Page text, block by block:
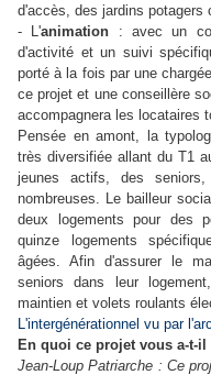
d'accès, des jardins potagers
- L'animation : avec un
d'activité et un suivi
porté à la fois par une
ce projet et une conseillère
accompagnera les locataires
Pensée en amont, la
très diversifiée allant du T1
jeunes actifs, des
nombreuses. Le bailleur
deux logements pour des
quinze logements
âgées. Afin d'assurer le
seniors dans leur
maintien et volets roulants
L'intergénérationnel vu par
En quoi ce projet vous a-t-il
Jean-Loup Patriarche : Ce